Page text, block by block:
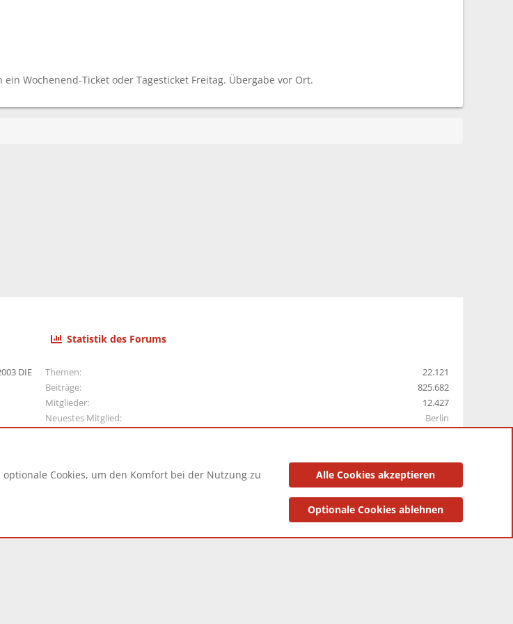
ein Wochenend-Ticket oder Tagesticket Freitag. Übergabe vor Ort.
DIE
Statistik des Forums
Themen
22.121
Beiträge
825.682
Mitglieder
12.427
Neuestes Mitglied
Berlin
Datenschutzerklärung Impressum
Cookies, um den Komfort bei der Nutzung zu
Alle Cookies akzeptieren
Optionale Cookies ablehnen